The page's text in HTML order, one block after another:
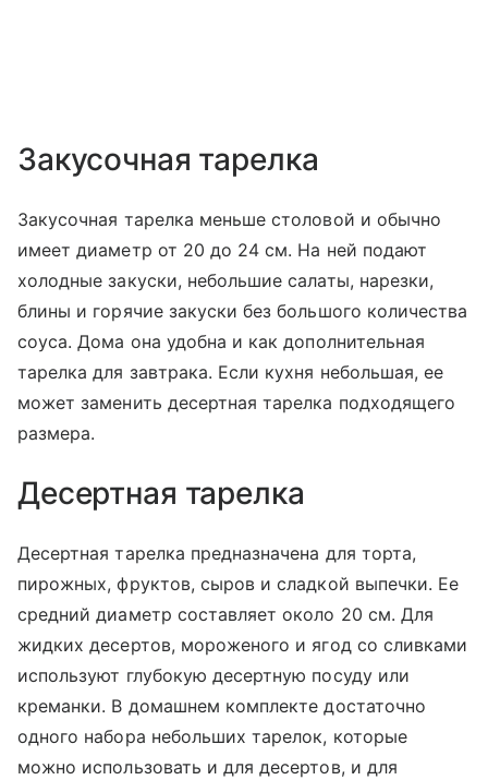
Закусочная тарелка
Закусочная тарелка меньше столовой и обычно
имеет диаметр от 20 до 24 см. На ней подают
холодные закуски, небольшие салаты, нарезки,
блины и горячие закуски без большого количества
соуса. Дома она удобна и как дополнительная
тарелка для завтрака. Если кухня небольшая, ее
может заменить десертная тарелка подходящего
размера.
Десертная тарелка
Десертная тарелка предназначена для торта,
пирожных, фруктов, сыров и сладкой выпечки. Ее
средний диаметр составляет около 20 см. Для
жидких десертов, мороженого и ягод со сливками
используют глубокую десертную посуду или
креманки. В домашнем комплекте достаточно
одного набора небольших тарелок, которые
можно использовать и для десертов, и для